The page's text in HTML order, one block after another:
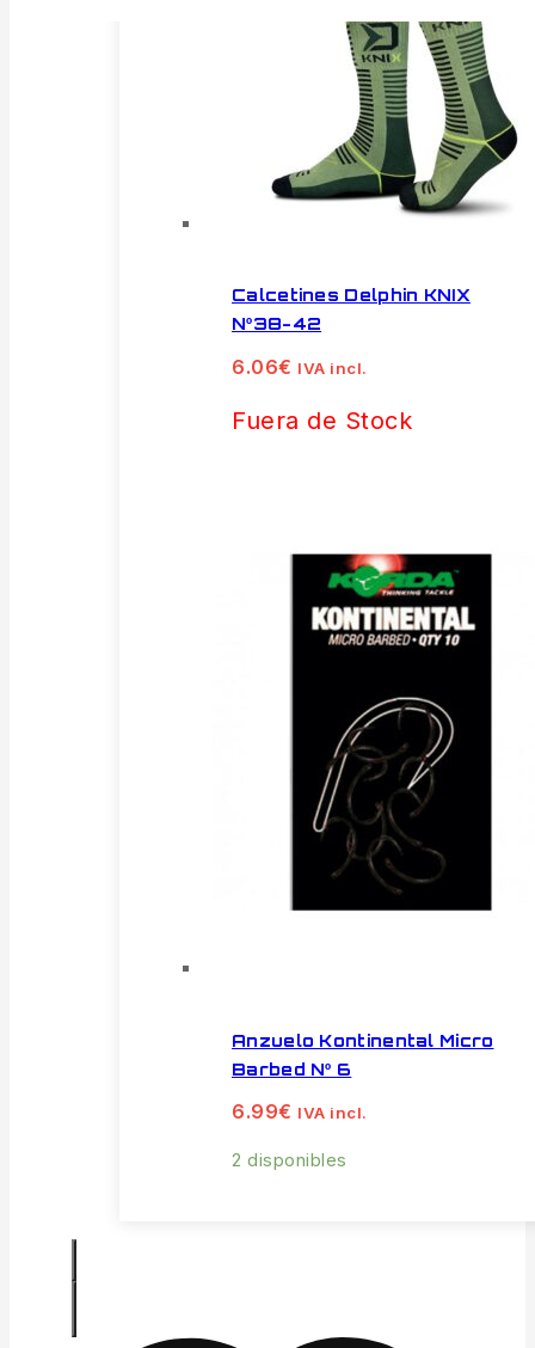
Calcetines Delphin KNIX
Nº38-42
6.06€ IVA incl.
Fuera de Stock
Anzuelo Kontinental Micro
Barbed Nº 6
6.99€ IVA incl.
2 disponibles